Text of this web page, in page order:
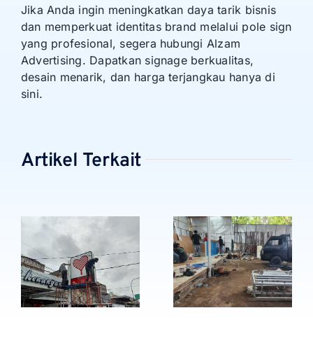
Jika Anda ingin meningkatkan daya tarik bisnis
dan memperkuat identitas brand melalui pole sign
yang profesional, segera hubungi Alzam
Advertising. Dapatkan signage berkualitas,
desain menarik, dan harga terjangkau hanya di
sini.
Artikel Terkait